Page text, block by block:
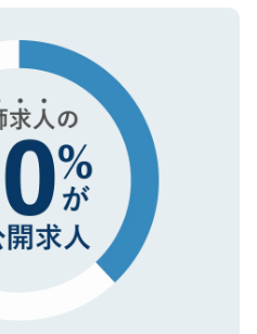
てもご安心ください。
ください。